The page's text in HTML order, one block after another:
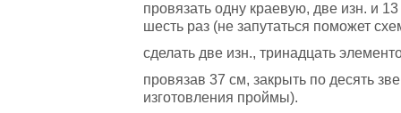
провязать одну краевую, две изн. и
шесть раз (не запутаться поможет
сделать две изн., тринадцать
провязав 37 см, закрыть по десять
изготовления проймы).